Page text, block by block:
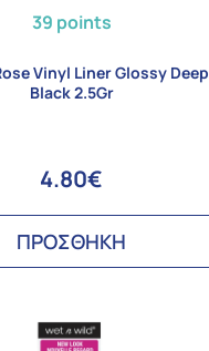
39 points
Vinyl Liner Glossy Deep
Black 2.5Gr
4.80€
ΠΡΟΣΘΗΚΗ